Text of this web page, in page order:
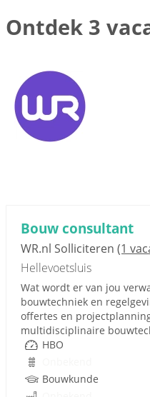
Ontdek 3
Bouw consultant
WR.nl Solliciteren (1
Hellevoetsluis
Wat wordt er van jou
bouwtechniek en
offertes en
multidisciplinaire
HBO
Bouwkunde